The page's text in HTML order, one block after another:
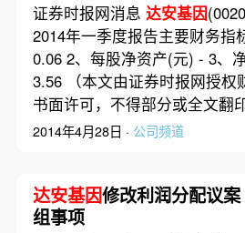
证券时报网消息 达安基因
2014年一季度报告主要财务指
0.06 2、每股净资产(元) - 3、
3.56 （本文由证券时报网授权
书面许可，不得部分或全文
2014年4月28日 · 公司频道
达安基因修改利润分配议
组事项